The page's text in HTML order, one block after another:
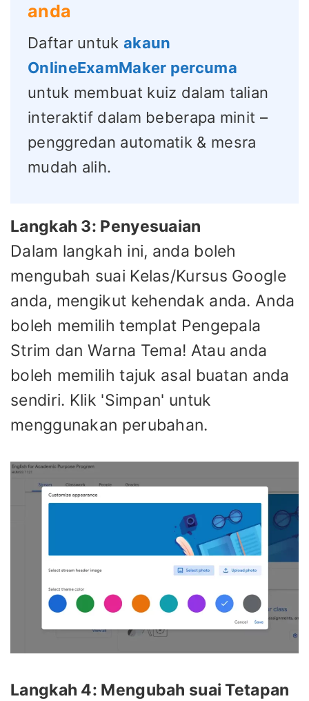
anda
Daftar untuk akaun
OnlineExamMaker percuma
untuk membuat kuiz dalam talian
interaktif dalam beberapa minit –
penggredan automatik & mesra
mudah alih.
Langkah 3: Penyesuaian
Dalam langkah ini, anda boleh
mengubah suai Kelas/Kursus Google
anda, mengikut kehendak anda. Anda
boleh memilih templat Pengepala
Strim dan Warna Tema! Atau anda
boleh memilih tajuk asal buatan anda
sendiri. Klik 'Simpan' untuk
menggunakan perubahan.
Langkah 4: Mengubah suai Tetapan